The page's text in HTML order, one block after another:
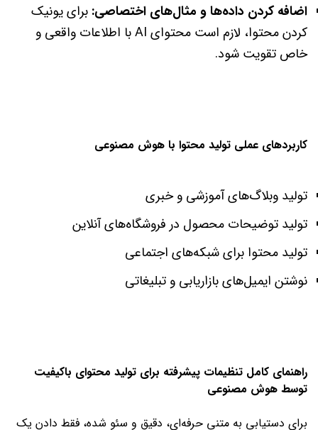
اضافه کردن داده‌ها و مثال‌های اختصاصی: برای یونیک
کردن محتوا، لازم است محتوای AI با اطلاعات واقعی و
خاص تقویت شود.
کاربردهای عملی تولید محتوا با هوش مصنوعی
تولید وبلاگ‌های آموزشی و خبری
تولید توضیحات محصول در فروشگاه‌های آنلاین
تولید محتوا برای شبکه‌های اجتماعی
نوشتن ایمیل‌های بازاریابی و تبلیغاتی
راهنمای کامل تنظیمات پیشرفته برای تولید محتوای باکیفیت
توسط هوش مصنوعی
برای دستیابی به متنی حرفه‌ای، دقیق و سئو شده، فقط دادن یک